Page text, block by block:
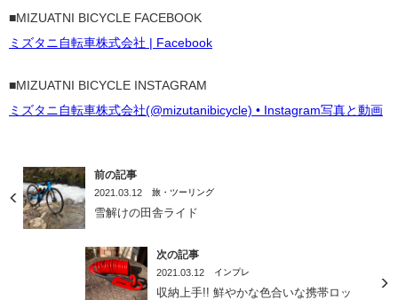
■MIZUATNI BICYCLE FACEBOOK
ミズタニ自転車株式会社 | Facebook
■MIZUATNI BICYCLE INSTAGRAM
ミズタニ自転車株式会社(@mizutanibicycle) • Instagram写真と動画
前の記事
2021.03.12 旅・ツーリング
雪解けの田舎ライド
次の記事
2021.03.12 インプレ
収納上手!! 鮮やかな色合いな携帯ロッ